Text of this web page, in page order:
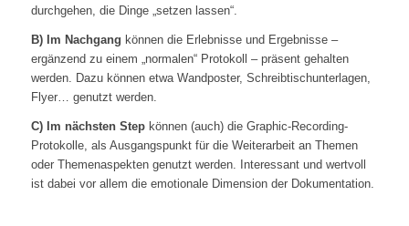
durchgehen, die Dinge „setzen lassen“.
B) Im Nachgang können die Erlebnisse und Ergebnisse –
ergänzend zu einem „normalen“ Protokoll – präsent gehalten
werden. Dazu können etwa Wandposter, Schreibtischunterlagen,
Flyer… genutzt werden.
C) Im nächsten Stepkönnen (auch) die Graphic-Recording-
Protokolle, als Ausgangspunkt für die Weiterarbeit an Themen
oder Themenaspekten genutzt werden. Interessant und wertvoll
ist dabei vor allem die emotionale Dimension der Dokumentation.